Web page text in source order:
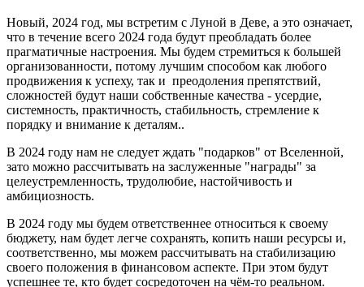
Новый, 2024 год, мы встретим с Луной в Деве, а это означает,
что в течение всего 2024 года будут преобладать более
прагматичные настроения. Мы будем стремиться к большей
организованности, потому лучшим способом как любого
продвижения к успеху, так и преодоления препятствий,
сложностей будут наши собственные качества - усердие,
системность, практичность, стабильность, стремление к
порядку и внимание к деталям..
В 2024 году нам не следует ждать "подарков" от Вселенной,
зато можно рассчитывать на заслуженные "награды" за
целеустремленность, трудолюбие, настойчивость и
амбициозность.
В 2024 году мы будем ответственнее относиться к своему
бюджету, нам будет легче сохранять, копить наши ресурсы и,
соответственно, мы можем рассчитывать на стабилизацию
своего положения в финансовом аспекте. При этом будут
успешнее те, кто будет сосредоточен на чём-то реальном.